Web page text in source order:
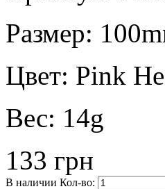
Размер:
Цвет: Pink
Вес: 14g
133 грн
В наличии Кол-во: